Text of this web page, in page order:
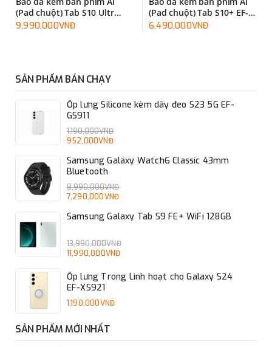
(Pad chuột) Tab S10 Ultra
EF-DX925UBEGWW
9,990,000VNĐ
(Pad chuột) Tab S10+ EF-
DX825UWEGWW
6,490,000VNĐ
SẢN PHẨM BÁN CHẠY
Ốp lưng Silicone kèm dây đeo S23 5G EF-
GS911
1,190,000VNĐ
952,000VNĐ
Samsung Galaxy Watch6 Classic 43mm
Bluetooth
8,990,000VNĐ
7,290,000VNĐ
Samsung Galaxy Tab S9 FE+ WiFi 128GB
13,990,000VNĐ
11,990,000VNĐ
Ốp lưng Trong Linh hoạt cho Galaxy S24
EF-XS921
1,190,000VNĐ
SẢN PHẨM MỚI NHẤT